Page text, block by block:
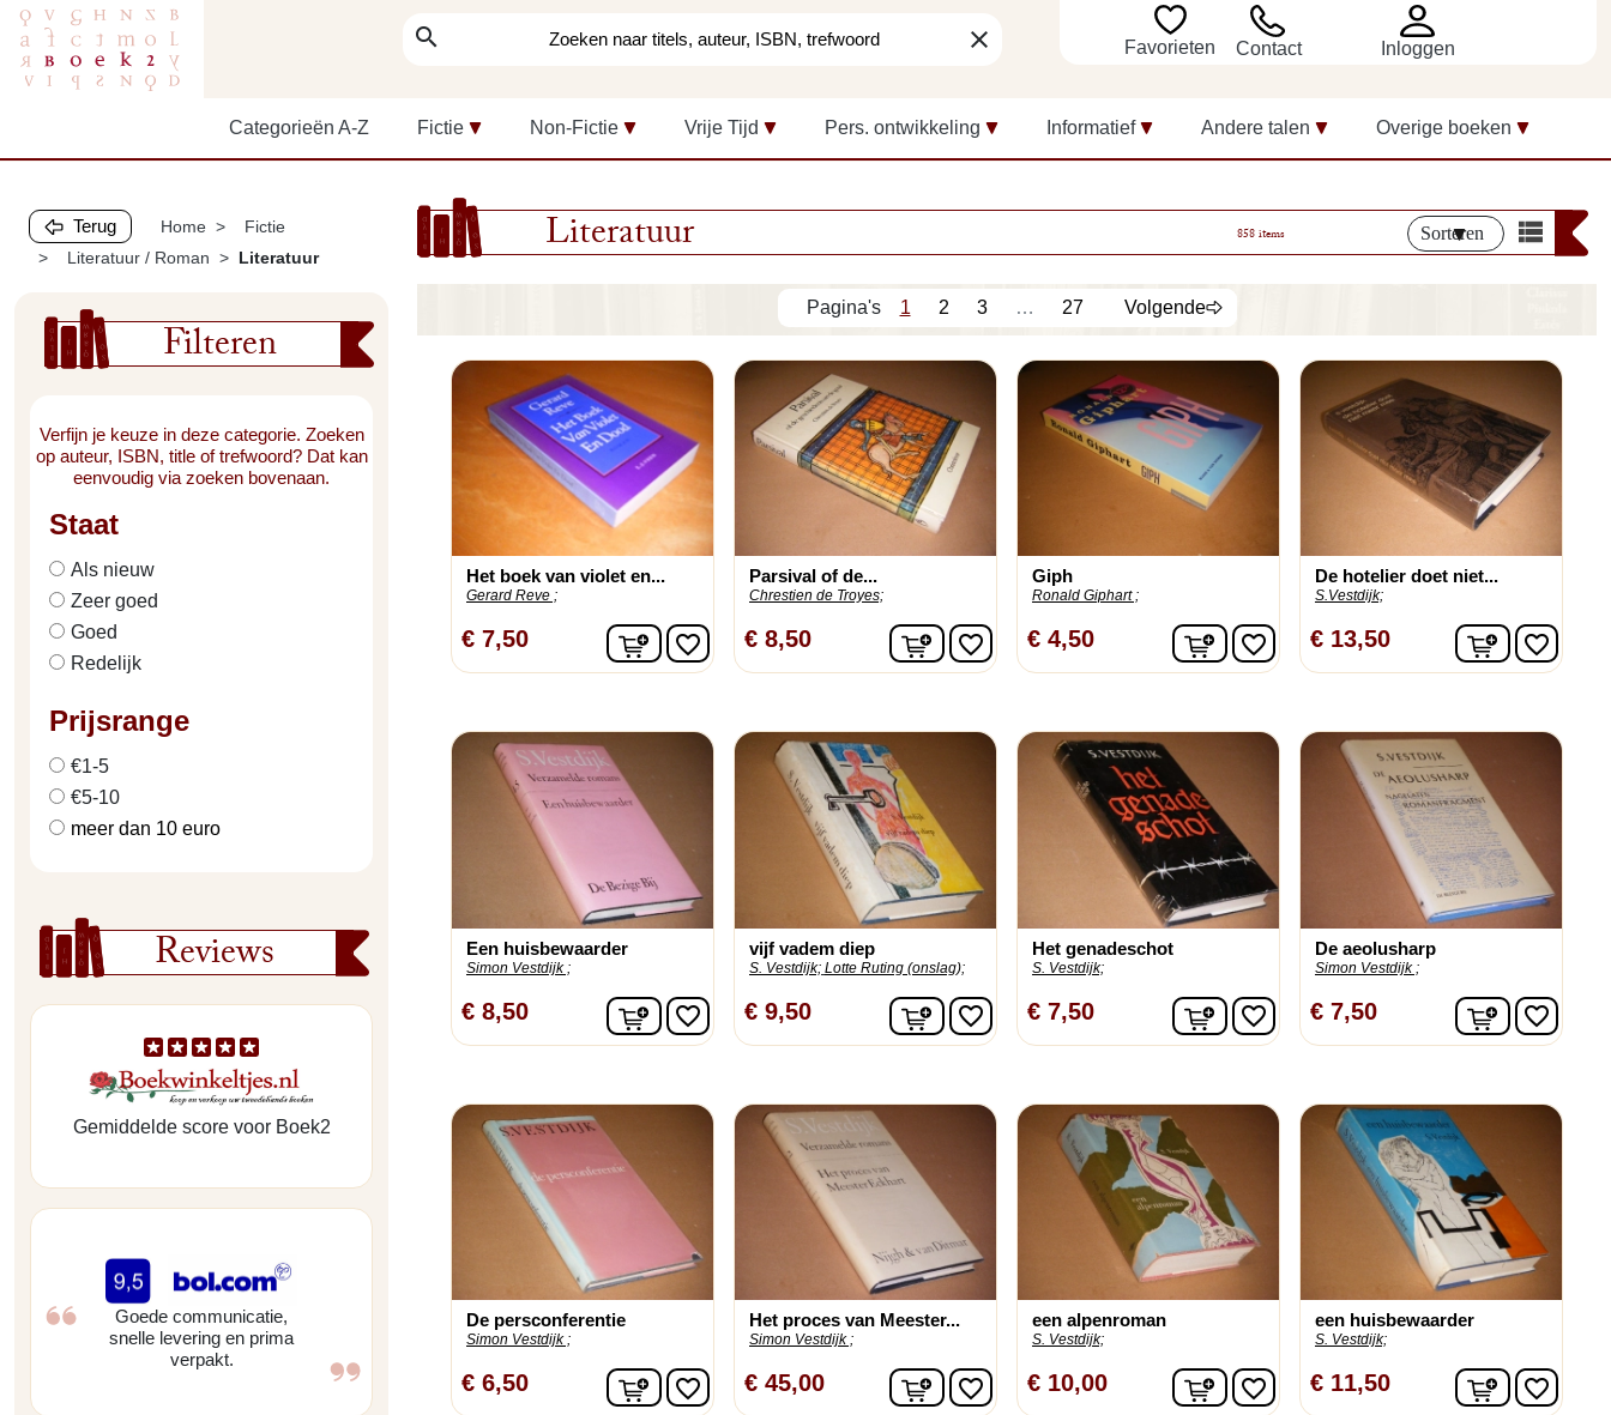
search clear Favorieten Contact Inloggen
Categorieën A-Z Fictie Non-Fictie Vrije Tijd Pers. ontwikkeling Informatief Andere talen Overige boeken
Terug Home
Fictie
Literatuur / Roman
Literatuur
Filteren
Verfijn je keuze in deze categorie. Zoeken
op auteur, ISBN, title of trefwoord? Dat kan
eenvoudig via zoeken bovenaan.
Staat
Als nieuw
Zeer goed
Goed
Redelijk
Prijsrange
€1-5
€5-10
meer dan 10 euro
Reviews
Gemiddelde score voor Boek2
Goede communicatie,
snelle levering en prima
verpakt.
Literatuur 858 items Sorteren
1 2 3 … 27 Volgende
Het boek van violet en...
Gerard Reve ;
€ 7,50 In winkelwagen
favorite_border
Parsival of de...
Chrestien de Troyes;
€ 8,50 In winkelwagen
favorite_border
Giph
Ronald Giphart ;
€ 4,50 In winkelwagen
favorite_border
De hotelier doet niet...
S.Vestdijk;
€ 13,50 Infavorite_border
Een huisbewaarder
Simon Vestdijk ;
€ 8,50 In winkelwagen
favorite_border
vijf vadem diep
S. Vestdijk; Lotte Ruting (onslag);
€ 9,50 In winkelwagen
favorite_border
Het genadeschot
S. Vestdijk;
€ 7,50 In winkelwagen
favorite_border
De aeolusharp
Simon Vestdijk ;
€ 7,50 Infavorite_border
De persconferentie
Simon Vestdijk ;
€ 6,50 In winkelwagen
favorite_border
Het proces van Meester...
Simon Vestdijk ;
€ 45,00 In winkelwagen
favorite_border
een alpenroman
S. Vestdijk;
€ 10,00 In winkelwagen
favorite_border
een huisbewaarder
S. Vestdijk;
€ 11,50 Infavorite_border